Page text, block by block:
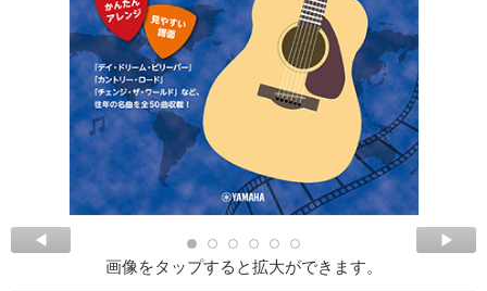
画像をタップすると拡大ができます。